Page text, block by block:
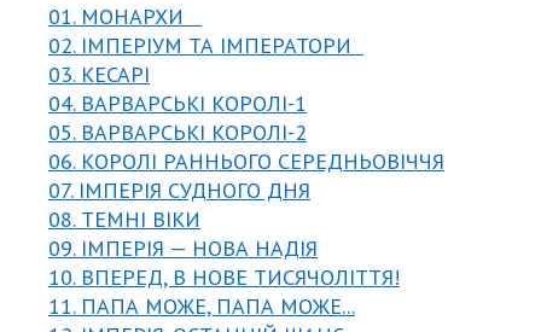
01. МОНАРХИ
02. ІМПЕРІУМ ТА ІМПЕРАТОРИ
03. КЕСАРІ
04. ВАРВАРСЬКІ КОРОЛІ-1
05. ВАРВАРСЬКІ КОРОЛІ-2
06. КОРОЛІ РАННЬОГО СЕРЕДНЬОВІЧЧЯ
07. ІМПЕРІЯ СУДНОГО ДНЯ
08. ТЕМНІ ВІКИ
09. ІМПЕРІЯ — НОВА НАДІЯ
10. ВПЕРЕД, В НОВЕ ТИСЯЧОЛІТТЯ!
11. ПАПА МОЖЕ, ПАПА МОЖЕ...